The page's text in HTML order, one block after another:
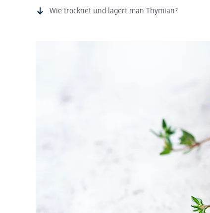
Wie trocknet und lagert man Thymian?